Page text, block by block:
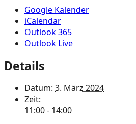
Google Kalender
iCalendar
Outlook 365
Outlook Live
Details
Datum: 3. März 2024
Zeit:
11:00 - 14:00